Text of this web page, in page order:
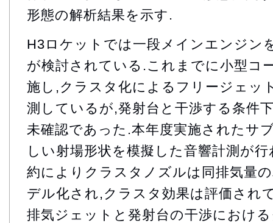
形態の解析結果を示す.
H3ロケットでは一段メインエンジン
が検討されている.これまでに小型コ
施し,クラスタ化によるフリージェッ
測しているが,発射台と干渉する条件
未確認であった.本年度実施されたサ
しい射場形状を模擬した音響計測が
約によりクラスタノズルは同排気量
デル化され,クラスタ効果は評価され
排気ジェットと発射台の干渉におけ